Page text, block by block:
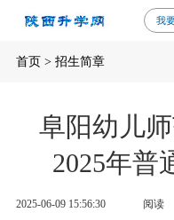
我
首页> 招生简章
阜阳幼儿
2025年普
2025-06-09 15:56:30 阅读